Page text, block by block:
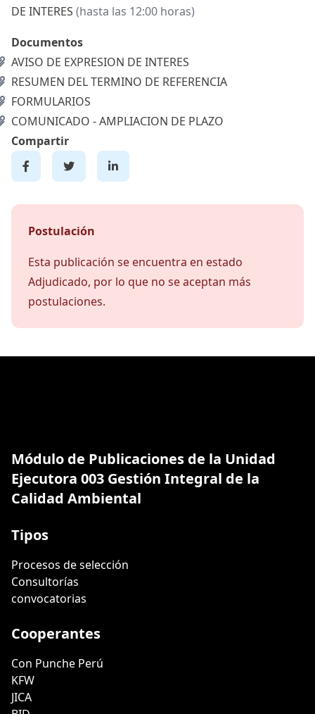
DE INTERES (hasta las 12:00 horas)
Documentos
AVISO DE EXPRESION DE INTERES
RESUMEN DEL TERMINO DE REFERENCIA
FORMULARIOS
COMUNICADO - AMPLIACION DE PLAZO
Compartir
Postulación
Esta publicación se encuentra en estado
Adjudicado, por lo que no se aceptan más
postulaciones.
Módulo de Publicaciones de la Unidad
Ejecutora 003 Gestión Integral de la
Calidad Ambiental
Tipos
Procesos de selección
Consultorías
convocatorias
Cooperantes
Con Punche Perú
KFW
JICA